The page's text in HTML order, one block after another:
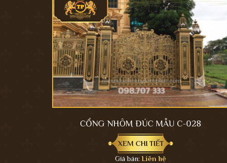
CỔNG NHÔM ĐÚC MẪU C-028
XEM CHI TIẾT
Giá bán:Liên hệ